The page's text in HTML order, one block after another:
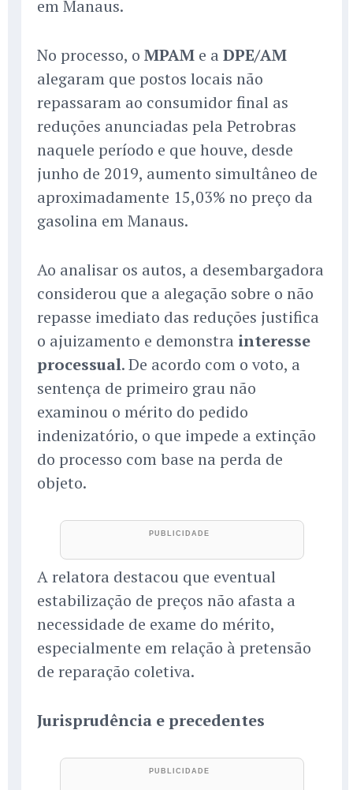
em Manaus.
No processo, o MPAM e a DPE/AM
alegaram que postos locais não
repassaram ao consumidor final as
reduções anunciadas pela Petrobras
naquele período e que houve, desde
junho de 2019, aumento simultâneo de
aproximadamente 15,03% no preço da
gasolina em Manaus.
Ao analisar os autos, a desembargadora
considerou que a alegação sobre o não
repasse imediato das reduções justifica
o ajuizamento e demonstra interesse
processual. De acordo com o voto, a
sentença de primeiro grau não
examinou o mérito do pedido
indenizatório, o que impede a extinção
do processo com base na perda de
objeto.
A relatora destacou que eventual
estabilização de preços não afasta a
necessidade de exame do mérito,
especialmente em relação à pretensão
de reparação coletiva.
Jurisprudência e precedentes